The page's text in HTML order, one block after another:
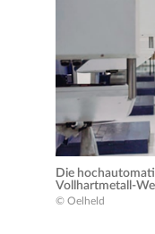
Die
Vollhartmetall-
© Oelheld